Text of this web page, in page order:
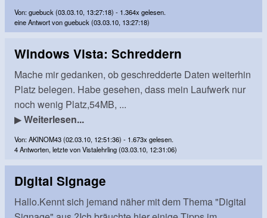
Von: guebuck (03.03.10, 13:27:18) - 1.364x gelesen.
eine Antwort von guebuck (03.03.10, 13:27:18)
Windows Vista: Schreddern
Mache mir gedanken, ob geschredderte Daten weiterhin
Platz belegen. Habe gesehen, dass mein Laufwerk nur
noch wenig Platz,54MB, ...
▶Weiterlesen...
Von: AKINOM43 (02.03.10, 12:51:36) - 1.673x gelesen.
4 Antworten, letzte von Vistalehrling (03.03.10, 12:31:06)
Digital Signage
Hallo.Kennt sich jemand näher mit dem Thema "Digital